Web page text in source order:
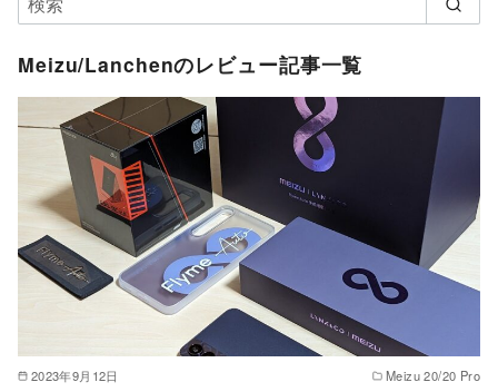
Meizu/Lanchenのレビュー記事一覧
2023年9月12日 Meizu 20/20 Pro